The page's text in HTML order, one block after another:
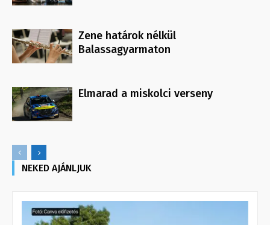
Zene határok nélkül
Balassagyarmaton
Elmarad a miskolci verseny
NEKED AJÁNLJUK